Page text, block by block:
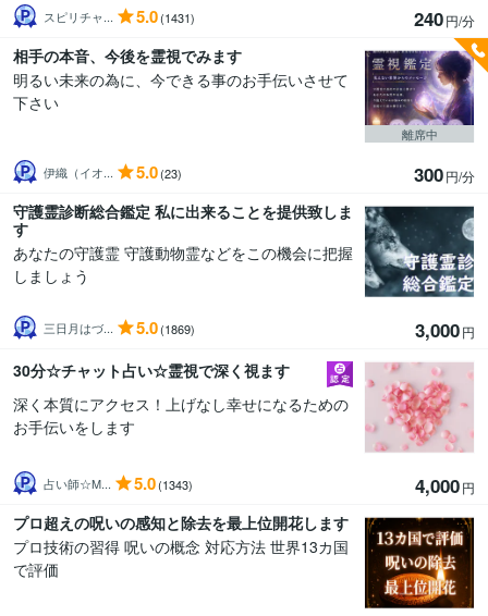
スピリチャ... 5.0(1431) 240円/分
相手の本音、今後を霊視でみます
明るい未来の為に、今できる事のお手伝いさせて
下さい
伊織（イオ... 5.0(23) 300円/分
離席中
守護霊診断総合鑑定 私に出来ることを提供致しま
す
あなたの守護霊 守護動物霊などをこの機会に把握
しましょう
三日月はづ... 5.0(1869) 3,000円
30分☆チャット占い☆霊視で深く視ます
深く本質にアクセス！上げなし幸せになるための
お手伝いをします
占い師☆M... 5.0(1343) 4,000円
プロ超えの呪いの感知と除去を最上位開花します
プロ技術の習得 呪いの概念 対応方法 世界13カ国
で評価